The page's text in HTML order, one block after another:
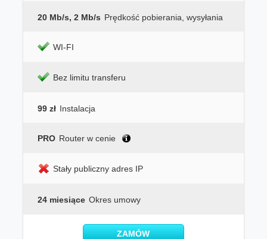
20 Mb/s, 2 Mb/s Prędkość pobierania, wysyłania
WI-FI
Bez limitu transferu
99 zł Instalacja
PRO Router w cenie
Stały publiczny adres IP
24 miesiące Okres umowy
ZAMÓW